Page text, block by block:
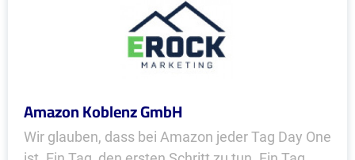
Amazon Koblenz GmbH
Wir glauben, dass bei Amazon jeder Tag Day One